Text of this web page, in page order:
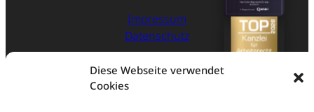
Diese Webseite verwendet
Cookies
Impressum
Datenschutz